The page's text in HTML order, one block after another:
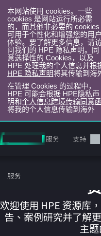
本网站使用 cookies。一些
cookies 是网站运行所必需
的，而其他非必要的 cookies
可用于个性化和增强您的用户
体验。要了解更多信息，请
问我们的 HPE 隐私声明。同
意选择性的 Cookies，以及
HPE 处理我的个人信息并根
HPE 隐私声明将其传输到海
在管理 Cookies 的过程中，
HPE 可能会根据 HPE隐私声
明和个人信息跨境传输同意函
将我的个人信息传输到海外
转
到
目
录
服务 支持
服务
欢迎使用 HPE 资源库
告、案例研究并了解
主